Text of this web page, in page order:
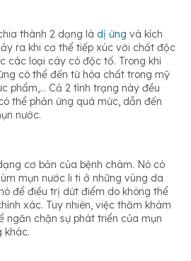
thành 2 dạng là dị ứng và kích
ra khi cơ thể tiếp xúc với chất độc
các loại cây có độc tố. Trong khi
có thể đến từ hóa chất trong mỹ
phẩm,… Cả 2 tình trạng này đều
thể phản ứng quá mức, dẫn đến
nước.
cơ bản của bệnh chàm. Nó có
mụn nước li ti ở những vùng da
để điều trị dứt điểm do không thể
xác. Tuy nhiên, việc thăm khám
ngăn chặn sự phát triển của mụn
khác.